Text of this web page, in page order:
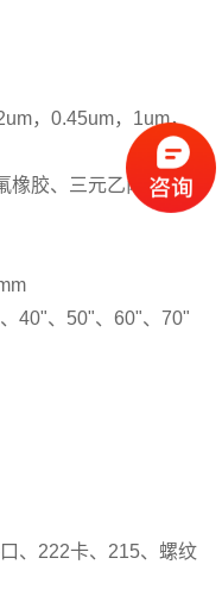
，0.45um，1um，
胶、三元乙丙橡胶密
40"、50"、60"、70"
、222卡、215、螺纹